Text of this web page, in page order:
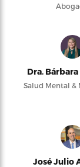
Dra.
Salud Mental &
José Julio